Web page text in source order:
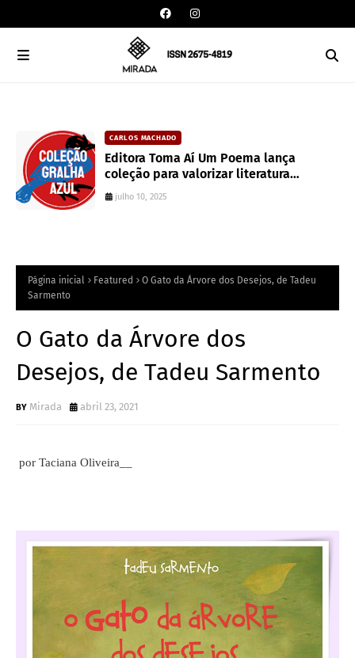
CARLOS MACHADO
Editora Toma Aí Um Poema lança
coleção para valorizar literatura
paranaense
julho 10, 2025
Página inicial Featured
O Gato da Árvore dos Desejos, de Tadeu
Sarmento
O Gato da Árvore dos
Desejos, de Tadeu Sarmento
Mirada abril 23, 2021
por Taciana Oliveira__